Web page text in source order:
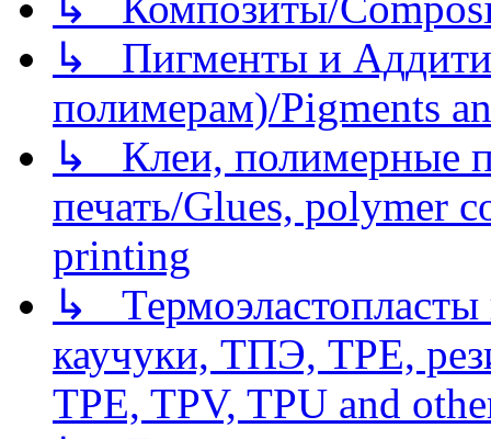
↳ Пигменты и
полимерам)/Pigments
↳ Клеи, полимерные
печать/Glues, polymer
printing
↳
каучуки, ТПЭ, TPE,
TPE, TPV, TPU and